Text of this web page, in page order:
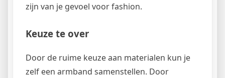
zijn van je gevoel voor fashion.
Keuze te over
Door de ruime keuze aan materialen kun je
zelf een armband samenstellen. Door